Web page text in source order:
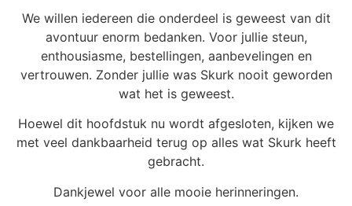
We willen iedereen die onderdeel is geweest van dit
avontuur enorm bedanken. Voor jullie steun,
enthousiasme, bestellingen, aanbevelingen en
vertrouwen. Zonder jullie was Skurk nooit geworden
wat het is geweest.
Hoewel dit hoofdstuk nu wordt afgesloten, kijken we
met veel dankbaarheid terug op alles wat Skurk heeft
gebracht.
Dankjewel voor alle mooie herinneringen.